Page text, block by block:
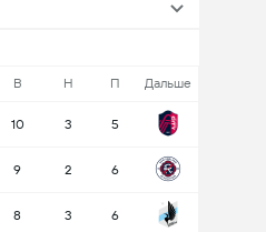
В Н П Дальше
10 3 5
9 2 6
8 3 6